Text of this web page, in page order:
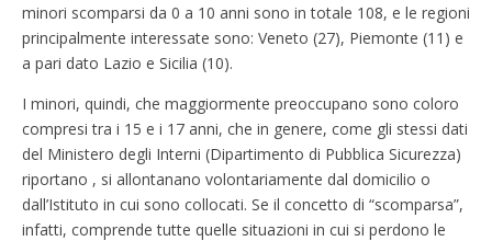
minori scomparsi da 0 a 10 anni sono in totale 108, e le regioni
principalmente interessate sono: Veneto (27), Piemonte (11) e
a pari dato Lazio e Sicilia (10).
I minori, quindi, che maggiormente preoccupano sono coloro
compresi tra i 15 e i 17 anni, che in genere, come gli stessi dati
del Ministero degli Interni (Dipartimento di Pubblica Sicurezza)
riportano , si allontanano volontariamente dal domicilio o
dall’Istituto in cui sono collocati. Se il concetto di “scomparsa”,
infatti, comprende tutte quelle situazioni in cui si perdono le